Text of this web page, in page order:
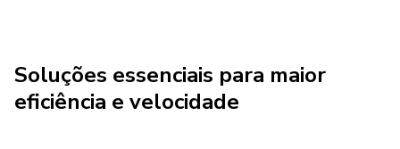
Soluções essenciais para maior
eficiência e velocidade